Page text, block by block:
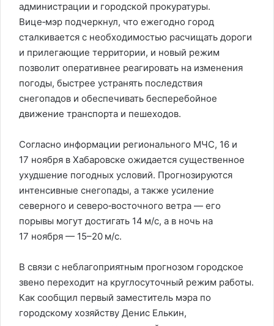
администрации и городской прокуратуры.
Вице‑мэр подчеркнул, что ежегодно город
сталкивается с необходимостью расчищать дороги
и прилегающие территории, и новый режим
позволит оперативнее реагировать на изменения
погоды, быстрее устранять последствия
снегопадов и обеспечивать бесперебойное
движение транспорта и пешеходов.
Согласно информации регионального МЧС, 16 и
17 ноября в Хабаровске ожидается существенное
ухудшение погодных условий. Прогнозируются
интенсивные снегопады, а также усиление
северного и северо‑восточного ветра — его
порывы могут достигать 14 м/с, а в ночь на
17 ноября — 15–20 м/с.
В связи с неблагоприятным прогнозом городское
звено переходит на круглосуточный режим работы.
Как сообщил первый заместитель мэра по
городскому хозяйству Денис Елькин,